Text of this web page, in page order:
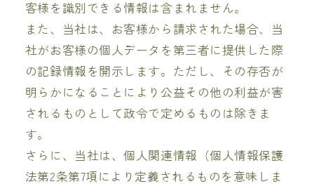
客様を識別できる情報は含まれません。
また、当社は、お客様から請求された場合、当
社がお客様の個人データを第三者に提供した際
の記録情報を開示します。ただし、その存否が
明らかになることにより公益その他の利益が害
されるものとして政令で定めるものは除きま
す。
さらに、当社は、個人関連情報（個人情報保護
法第2条第7項により定義されるものを意味しま